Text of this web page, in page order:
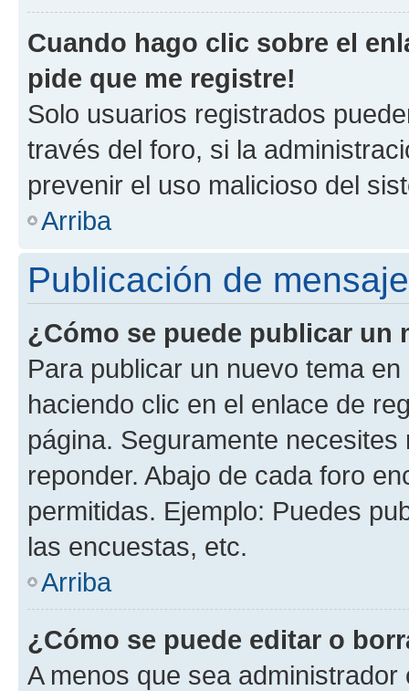
Cuando hago clic sobre el
pide que me registre!
Solo usuarios registrados
través del foro, si la
prevenir el uso malicioso del
Arriba
Publicación de
¿Cómo se puede publicar un
Para publicar un nuevo tema
haciendo clic en el enlace de
página. Seguramente
reponder. Abajo de cada foro
permitidas. Ejemplo: Puedes
las encuestas, etc.
Arriba
¿Cómo se puede editar o
A menos que sea